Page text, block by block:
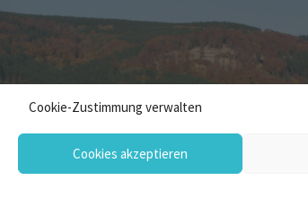
Cookie-Zustimmung verwalten
Cookies akzeptieren